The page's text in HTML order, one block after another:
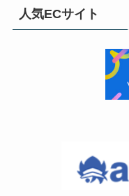
人気ECサイト